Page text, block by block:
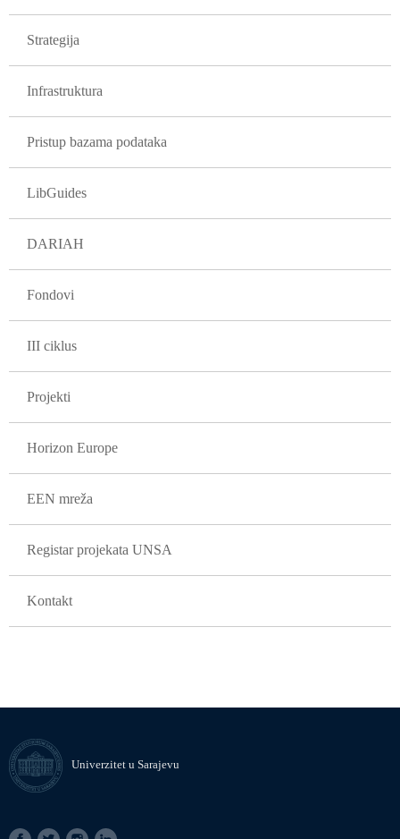
Strategija
Infrastruktura
Pristup bazama podataka
LibGuides
DARIAH
Fondovi
III ciklus
Projekti
Horizon Europe
EEN mreža
Registar projekata UNSA
Kontakt
Univerzitet u Sarajevu
SOCIAL